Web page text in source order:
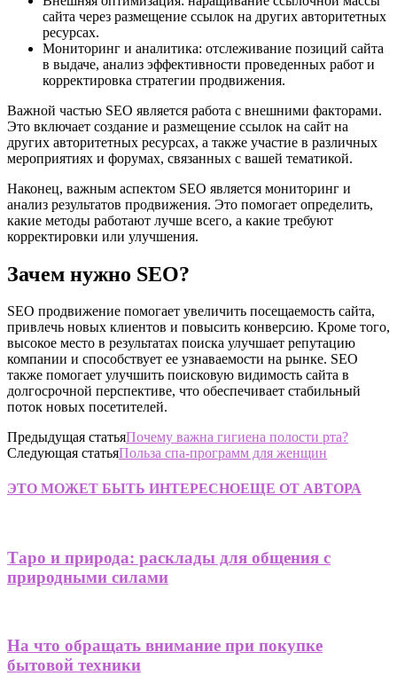
сайта через размещение ссылок на других авторитетных
ресурсах.
Мониторинг и аналитика: отслеживание позиций сайта
в выдаче, анализ эффективности проведенных работ и
корректировка стратегии продвижения.
Важной частью SEO является работа с внешними факторами.
Это включает создание и размещение ссылок на сайт на
других авторитетных ресурсах, а также участие в различных
мероприятиях и форумах, связанных с вашей тематикой.
Наконец, важным аспектом SEO является мониторинг и
анализ результатов продвижения. Это помогает определить,
какие методы работают лучше всего, а какие требуют
корректировки или улучшения.
Зачем нужно SEO?
SEO продвижение помогает увеличить посещаемость сайта,
привлечь новых клиентов и повысить конверсию. Кроме того,
высокое место в результатах поиска улучшает репутацию
компании и способствует ее узнаваемости на рынке. SEO
также помогает улучшить поисковую видимость сайта в
долгосрочной перспективе, что обеспечивает стабильный
поток новых посетителей.
Предыдущая статьяПочему важна гигиена полости рта?
Следующая статьяПольза спа-программ для женщин
ЭТО МОЖЕТ БЫТЬ ИНТЕРЕСНОЕЩЕ ОТ АВТОРА
Таро и природа: расклады для общения с
природными силами
На что обращать внимание при покупке
бытовой техники